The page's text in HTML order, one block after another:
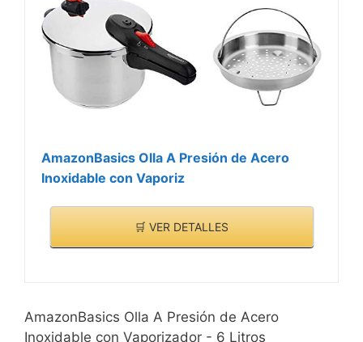
AmazonBasics Olla A Presión de Acero
Inoxidable con Vaporiz
🛒 VER DETALLES
AmazonBasics Olla A Presión de Acero
Inoxidable con Vaporizador - 6 Litros